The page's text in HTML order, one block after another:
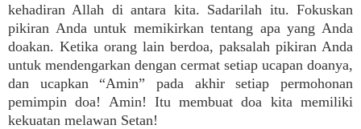
kehadiran Allah di antara kita. Sadarilah itu. Fokuskan
pikiran Anda untuk memikirkan tentang apa yang Anda
doakan. Ketika orang lain berdoa, paksalah pikiran Anda
untuk mendengarkan dengan cermat setiap ucapan doanya,
dan ucapkan “Amin” pada akhir setiap permohonan
pemimpin doa! Amin! Itu membuat doa kita memiliki
kekuatan melawan Setan!